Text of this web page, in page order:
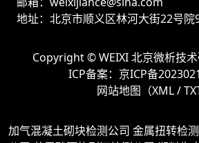
地址：北京市顺义区林河大街22号院
Copyright ©WEIXI 北京微析技
ICP备案： 京ICP备
网站地图（XML/
加气混凝土砌块检测公司 金属扭转检